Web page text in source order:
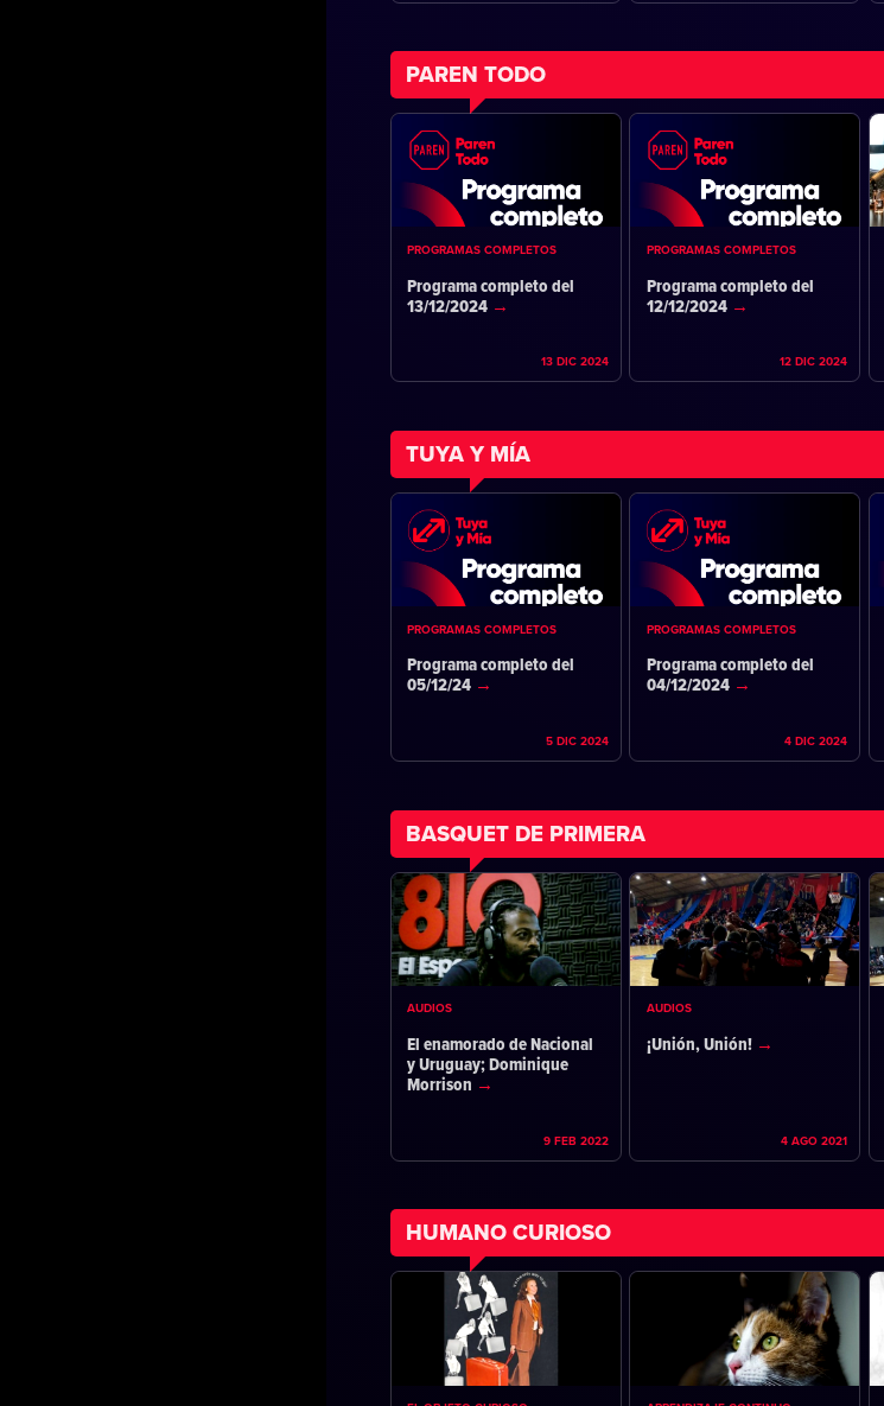
PAREN TODO
PROGRAMAS COMPLETOS
Programa completo del
13/12/2024
13 DIC 2024
PROGRAMAS COMPLETOS
Programa completo del
12/12/2024
12 DIC 2024
TUYA Y MÍA
PROGRAMAS COMPLETOS
Programa completo del
05/12/24
5 DIC 2024
PROGRAMAS COMPLETOS
Programa completo del
04/12/2024
4 DIC 2024
BASQUET DE PRIMERA
AUDIOS
El enamorado de Nacional
y Uruguay; Dominique
Morrison
9 FEB 2022
AUDIOS
¡Unión, Unión!
4 AGO 2021
HUMANO CURIOSO